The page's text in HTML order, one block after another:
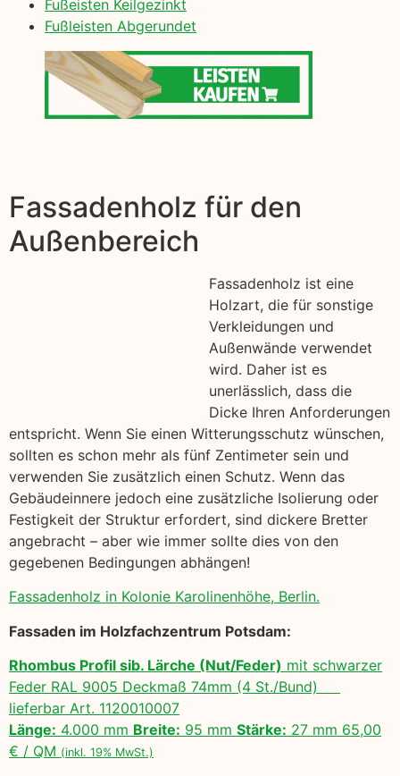
Fußeisten Keilgezinkt
Fußleisten Abgerundet
Fassadenholz für den
Außenbereich
Fassadenholz ist eine
Holzart, die für sonstige
Verkleidungen und
Außenwände verwendet
wird. Daher ist es
unerlässlich, dass die
Dicke Ihren Anforderungen
entspricht. Wenn Sie einen Witterungsschutz wünschen,
sollten es schon mehr als fünf Zentimeter sein und
verwenden Sie zusätzlich einen Schutz. Wenn das
Gebäudeinnere jedoch eine zusätzliche Isolierung oder
Festigkeit der Struktur erfordert, sind dickere Bretter
angebracht – aber wie immer sollte dies von den
gegebenen Bedingungen abhängen!
Fassadenholz in Kolonie Karolinenhöhe, Berlin.
Fassaden im Holzfachzentrum Potsdam:
Rhombus Profil sib. Lärche (Nut/Feder) mit schwarzer
Feder RAL 9005 Deckmaß 74mm (4 St./Bund)
lieferbar Art. 1120010007
Länge: 4.000 mm Breite: 95 mm Stärke: 27 mm 65,00
€ / QM (inkl. 19% MwSt.)